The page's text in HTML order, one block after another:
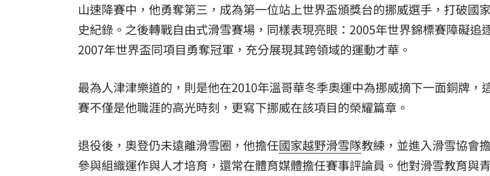
山速降賽中，他勇奪第三，成為第一位站上世界盃頒獎台的挪威選手，打破國
史紀錄。之後轉戰自由式滑雪賽場，同樣表現亮眼：2005年世界錦標賽障礙追
2007年世界盃同項目勇奪冠軍，充分展現其跨領域的運動才華。
最為人津津樂道的，則是他在2010年溫哥華冬季奧運中為挪威摘下一面銅牌，
賽不僅是他職涯的高光時刻，更寫下挪威在該項目的榮耀篇章。
退役後，奧登仍未遠離滑雪圈，他擔任國家越野滑雪隊教練，並進入滑雪協會
參與組織運作與人才培育，還常在體育媒體擔任賽事評論員。他對滑雪教育與